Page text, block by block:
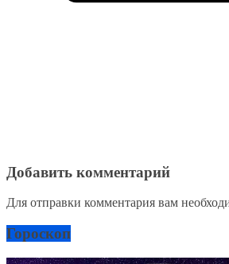
Добавить комментарий
Для отправки комментария вам
Гороскоп